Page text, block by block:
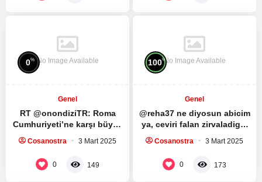
No Image Available
0%
Genel
RT @onondiziTR: Roma
Cumhuriyeti’ne karşı büyük
Spartacus Dizisinin ilk 5
bölümünü…
Cosanostra 3 Mart 2025
0 149
No Image Available
100%
Genel
@reha37 ne diyosun abicim
ya, ceviri falan zirvaladigin
mensini silmissin, herhalde
fark ettin dunyanin…
Cosanostra 3 Mart 2025
0 173